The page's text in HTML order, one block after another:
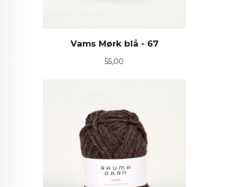
Vams Mørk blå - 67
Pris
55,00